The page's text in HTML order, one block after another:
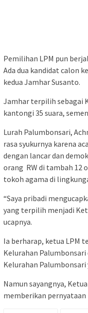
Pemilihan LPM pun
Ada dua kandidat calon
kedua Jamhar Susanto.
Jamhar terpilih sebagai
kantongi 35 suara,
Lurah Palumbonsari,
rasa syukurnya karena
dengan lancar dan
orang RW di tambah 12
tokoh agama di
“Saya pribadi
yang terpilih menjadi
ucapnya.
Ia berharap, ketua LPM
Kelurahan
Kelurahan
Namun sayangnya,
memberikan pernyataan